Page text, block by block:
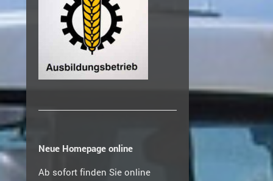
Neue Homepage online
Ab sofort finden Sie online